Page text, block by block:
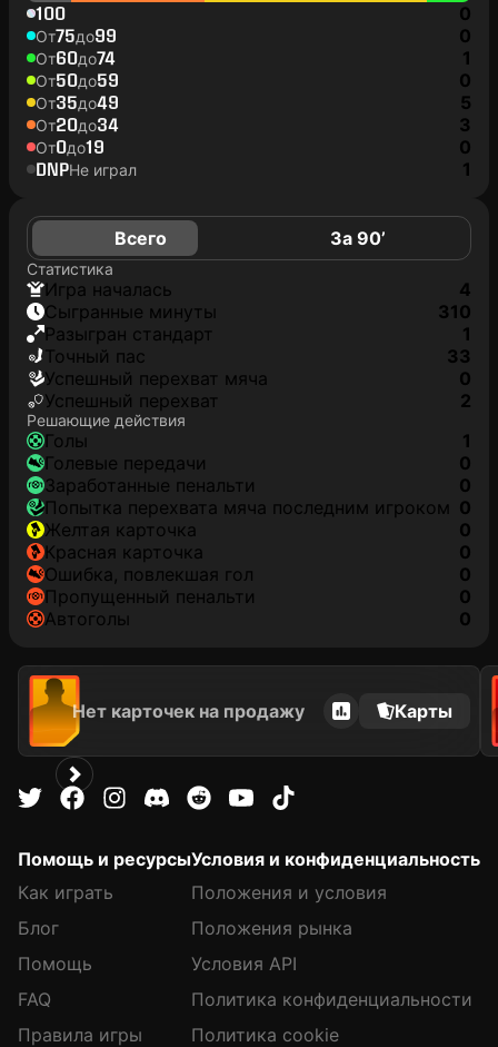
100 0
От75до99 0
От60до74 1
От50до59 0
От35до49 5
От20до34 3
От0до19 0
DNPНе играл 1
Всего За 90’
Статистика
игра началась
4
сыгранные минуты
310
разыгран стандарт
1
точный пас
33
успешный перехват мяча
0
успешный перехват
2
Решающие действия
голы
1
голевые передачи
0
заработанные пенальти
0
попытка перехвата мяча последним игроком 0
желтая карточка
0
красная карточка
0
ошибка, повлекшая гол
0
пропущенный пенальти
0
автоголы
0
Нет карточек на продажу Карты
Помощь и ресурсы
Как играть
Блог
Помощь
FAQ
Правила игры
Условия и конфиденциальность
Положения и условия
Положения рынка
Условия API
Политика конфиденциальности
Политика cookie